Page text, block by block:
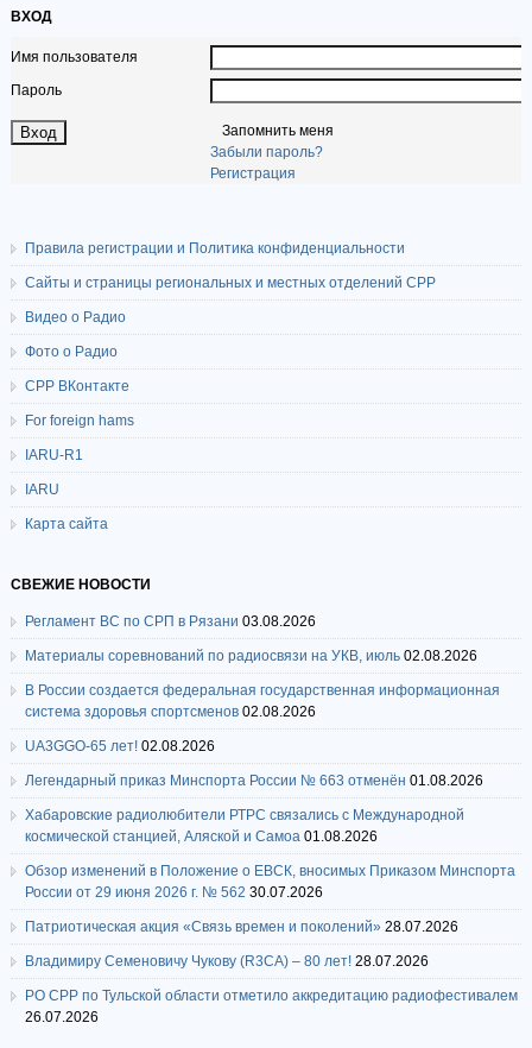
ВХОД
Имя пользователя
Пароль
Запомнить меня
Забыли пароль?
Регистрация
Правила регистрации и Политика конфиденциальности
Сайты и страницы региональных и местных отделений СРР
Видео о Радио
Фото о Радио
СРР ВКонтакте
For foreign hams
IARU-R1
IARU
Карта сайта
СВЕЖИЕ НОВОСТИ
Регламент ВС по СРП в Рязани 03.08.2026
Материалы соревнований по радиосвязи на УКВ, июль 02.08.2026
В России создается федеральная государственная информационная
система здоровья спортсменов 02.08.2026
UA3GGO-65 лет! 02.08.2026
Легендарный приказ Минспорта России № 663 отменён 01.08.2026
Хабаровские радиолюбители РТРС связались с Международной
космической станцией, Аляской и Самоа 01.08.2026
Обзор изменений в Положение о ЕВСК, вносимых Приказом Минспорта
России от 29 июня 2026 г. № 562 30.07.2026
Патриотическая акция «Связь времен и поколений» 28.07.2026
Владимиру Семеновичу Чукову (R3CA) – 80 лет! 28.07.2026
РО СРР по Тульской области отметило аккредитацию радиофестивалем
26.07.2026